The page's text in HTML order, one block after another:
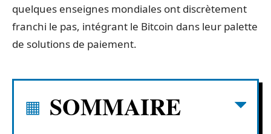
quelques enseignes mondiales ont discrètement
franchi le pas, intégrant le Bitcoin dans leur palette
de solutions de paiement.
SOMMAIRE